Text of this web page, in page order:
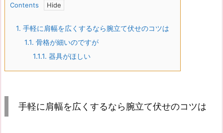
Contents
1. 手軽に肩幅を広くするなら腕立て伏せのコツは
1.1. 骨格が細いのですが
1.1.1. 器具がほしい
手軽に肩幅を広くするなら腕立て伏せのコツは